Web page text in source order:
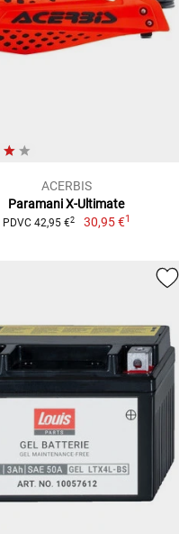
ACERBIS
Paramani X-Ultimate
PDVC 42,95 €2 30,95 €1